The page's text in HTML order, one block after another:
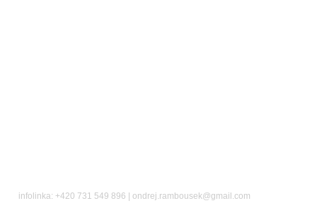
infolinka: +420 731 549 896 | ondrej.rambousek@gmail.com